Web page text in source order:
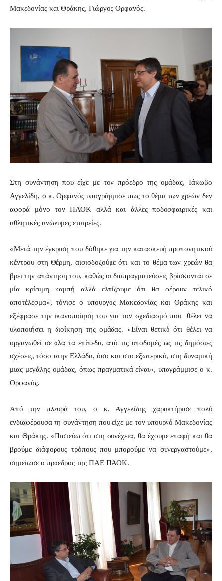
Μακεδονίας και Θράκης, Γιώργος Ορφανός.
Στη συνάντηση που είχε με τον πρόεδρο της ομάδας, Ιάκωβο
Αγγελίδη, ο κ. Ορφανός υπογράμμισε πως το θέμα των χρεών δεν
αφορά μόνο τον ΠΑΟΚ αλλά και άλλες ποδοσφαιρικές και
αθλητικές ανώνυμες εταιρείες.
«Μετά την έγκριση που δόθηκε για την κατασκευή προπονητικού
κέντρου στη Θέρμη, αισιοδοξούμε ότι και το θέμα των χρεών θα
βρει την απάντηση του, καθώς οι διαπραγματεύσεις βρίσκονται σε
μία κρίσιμη καμπή αλλά ελπίζουμε ότι θα φέρουν τελικό
αποτέλεσμα», τόνισε ο υπουργός Μακεδονίας και Θράκης και
εξέφρασε την ικανοποίηση του για τον σχεδιασμό που θέλει να
υλοποιήσει η διοίκηση της ομάδας. «Είναι θετικό ότι θέλει να
οργανωθεί σε όλα τα επίπεδα, από τις υποδομές ως τις δημόσιες
σχέσεις, τόσο στην Ελλάδα, όσο και στο εξωτερικό, στη δυναμική
μιας μεγάλης ομάδας, όπως πραγματικά είναι», υπογράμμισε ο κ.
Ορφανός.
Από την πλευρά του, ο κ. Αγγελίδης χαρακτήρισε πολύ
ενδιαφέρουσα τη συνάντηση που είχε με τον υπουργό Μακεδονίας
και Θράκης. «Πιστεύω ότι στη συνέχεια, θα έχουμε επαφή και θα
βρούμε διάφορους τρόπους που μπορούμε να συνεργαστούμε»,
σημείωσε ο πρόεδρος της ΠΑΕ ΠΑΟΚ.